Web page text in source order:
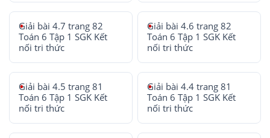
Giải bài 4.7 trang 82
Toán 6 Tập 1 SGK Kết
nối tri thức
Giải bài 4.6 trang 82
Toán 6 Tập 1 SGK Kết
nối tri thức
Giải bài 4.5 trang 81
Toán 6 Tập 1 SGK Kết
nối tri thức
Giải bài 4.4 trang 81
Toán 6 Tập 1 SGK Kết
nối tri thức